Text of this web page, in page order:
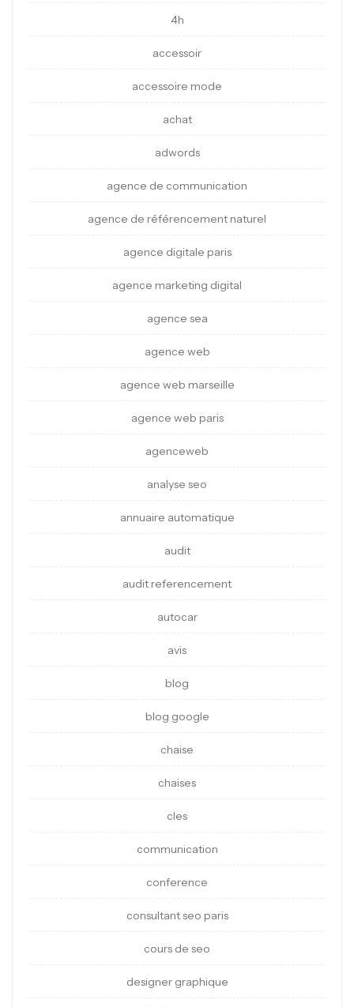
4h
accessoir
accessoire mode
achat
adwords
agence de communication
agence de référencement naturel
agence digitale paris
agence marketing digital
agence sea
agence web
agence web marseille
agence web paris
agenceweb
analyse seo
annuaire automatique
audit
audit referencement
autocar
avis
blog
blog google
chaise
chaises
cles
communication
conference
consultant seo paris
cours de seo
designer graphique